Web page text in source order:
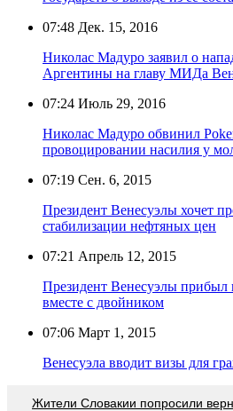
07:48 Дек. 15, 2016
Николас Мадуро заявил о
Аргентины на главу МИДа
07:24 Июль 29, 2016
Николас Мадуро обвинил
провоцировании насилия у
07:19 Сен. 6, 2015
Президент Венесуэлы хочет
стабилизации нефтяных цен
07:21 Апрель 12, 2015
Президент Венесуэлы
вместе с двойником
07:06 Март 1, 2015
Венесуэла вводит визы для
Жители Словакии попросили